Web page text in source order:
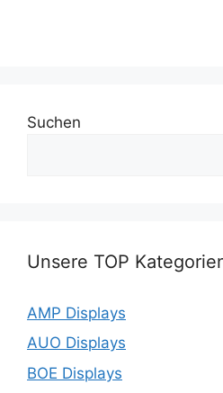
Suchen
Unsere TOP
AMP Displays
AUO Displays
BOE Displays